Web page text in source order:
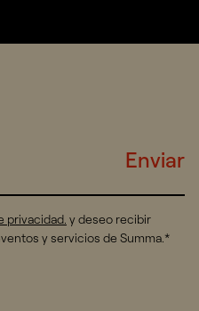
Enviar
privacidad. y deseo recibir
y servicios de Summa.*